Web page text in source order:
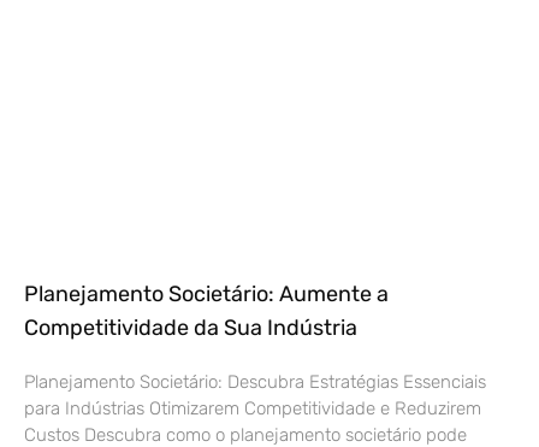
Planejamento Societário: Aumente a
Competitividade da Sua Indústria
Planejamento Societário: Descubra Estratégias Essenciais
para Indústrias Otimizarem Competitividade e Reduzirem
Custos Descubra como o planejamento societário pode